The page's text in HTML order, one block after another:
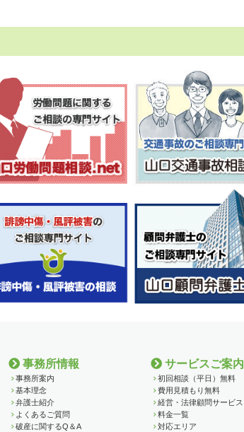
事務所情報
事務所案内
基本理念
弁護士紹介
よくあるご質問
破産に関するQ＆A
サービスご案内
初回相談（平日）無料
費用見積もり無料
経営・法律顧問サービス
料金一覧
対応エリア